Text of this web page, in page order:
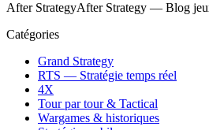
After StrategyAfter Strategy — Blog
Catégories
Grand Strategy
RTS — Stratégie temps réel
4X
Tour par tour & Tactical
Wargames & historiques